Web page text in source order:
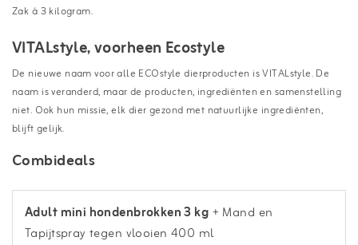
Zak á 3 kilogram.
VITALstyle, voorheen Ecostyle
De nieuwe naam voor alle ECOstyle dierproducten is VITALstyle. De
naam is veranderd, maar de producten, ingrediënten en samenstelling
niet. Ook hun missie, elk dier gezond met natuurlijke ingrediënten,
blijft gelijk.
Combideals
Adult mini hondenbrokken 3 kg+ Mand en
Tapijtspray tegen vlooien 400 ml